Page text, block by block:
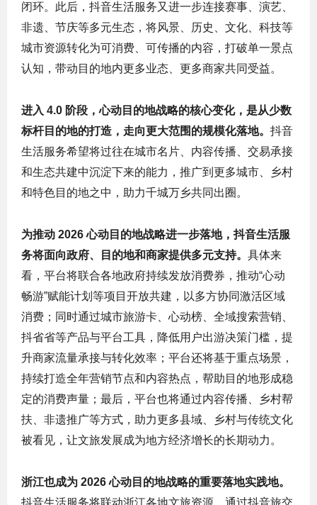
闭环。此后，抖音生活服务又进一步连接赛事、演艺、
非遗、节庆等多元生态，将风景、历史、文化、科技等
城市资源转化为可消费、可传播的内容，打破单一景点
认知，带动目的地内更多业态、更多商家共同受益。
进入 4.0 阶段，心动目的地战略的核心变化，是从少数
标杆目的地的打造，走向更大范围的规模化落地。 抖音
生活服务希望将过往在城市名片、内容传播、交易承接
和生态共建中沉淀下来的能力，推广到更多城市、乡村
和特色目的地之中，助力千城万乡共同出圈。
为推动 2026 心动目的地战略进一步落地，抖音生活服
务将面向政府、目的地和商家提供多元支持。 具体来
看，平台将联合各地政府持续发放消费券，推动“心动
畅游”赋能计划等项目开放共建，以多方协同激活区域
消费；同时通过城市旅游卡、心动榜、全域搜索营销、
抖省省等产品与平台工具，降低用户出游决策门槛，提
升商家流量承接与转化效率；平台还将基于重点场景，
持续打造全年营销节点和内容热点，帮助目的地形成稳
定的消费声量；最后，平台也将通过内容传播、乡村帮
扶、非遗推广等方式，助力更多县域、乡村与传统文化
被看见，让文旅发展成为地方经济增长的长期动力。
浙江也成为 2026 心动目的地战略的重要落地实践地。